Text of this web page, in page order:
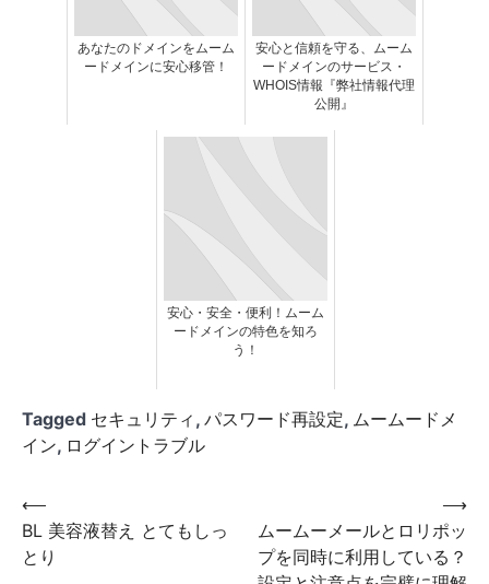
あなたのドメインをムーム
ードメインに安心移管！
安心と信頼を守る、ムーム
ードメインのサービス・
WHOIS情報『弊社情報代理
公開』
安心・安全・便利！ムーム
ードメインの特色を知ろ
う！
Tagged セキュリティ , パスワード再設定, ムームードメ
イン, ログイントラブル
投
稿
ナ
⟵
BL 美容液替え とてもしっ
とり
ムームーメールとロリポッ
プを同時に利用している？
⟶